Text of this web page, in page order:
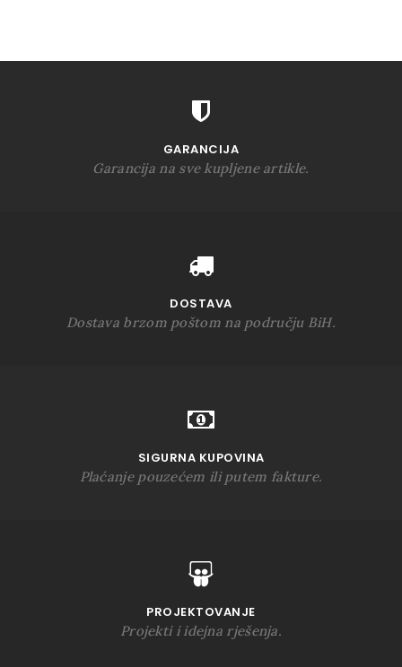
GARANCIJA
Garancija na sve kupljene artikle.
DOSTAVA
Dostava brzom poštom na području BiH.
SIGURNA KUPOVINA
Plaćanje pouzećem ili putem fakture.
PROJEKTOVANJE
Projekti i idejna rješenja.